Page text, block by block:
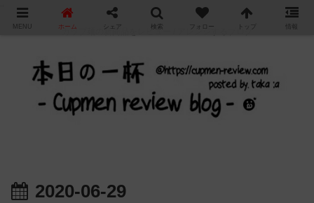
カップ麺の新商品をレビュー / アレンジするブログ
2020-06-29
MENU ホーム シェア 検索 フォロー トップ 情報